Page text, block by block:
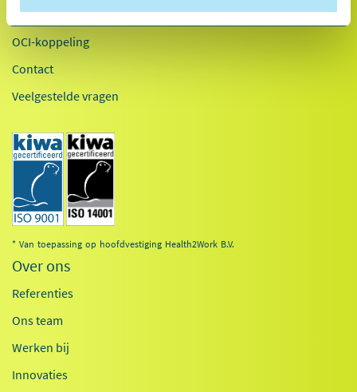
Inloggen
OCI-koppeling
Contact
Veelgestelde vragen
* Van toepassing op hoofdvestiging Health2Work B.V.
Over ons
Referenties
Ons team
Werken bij
Innovaties